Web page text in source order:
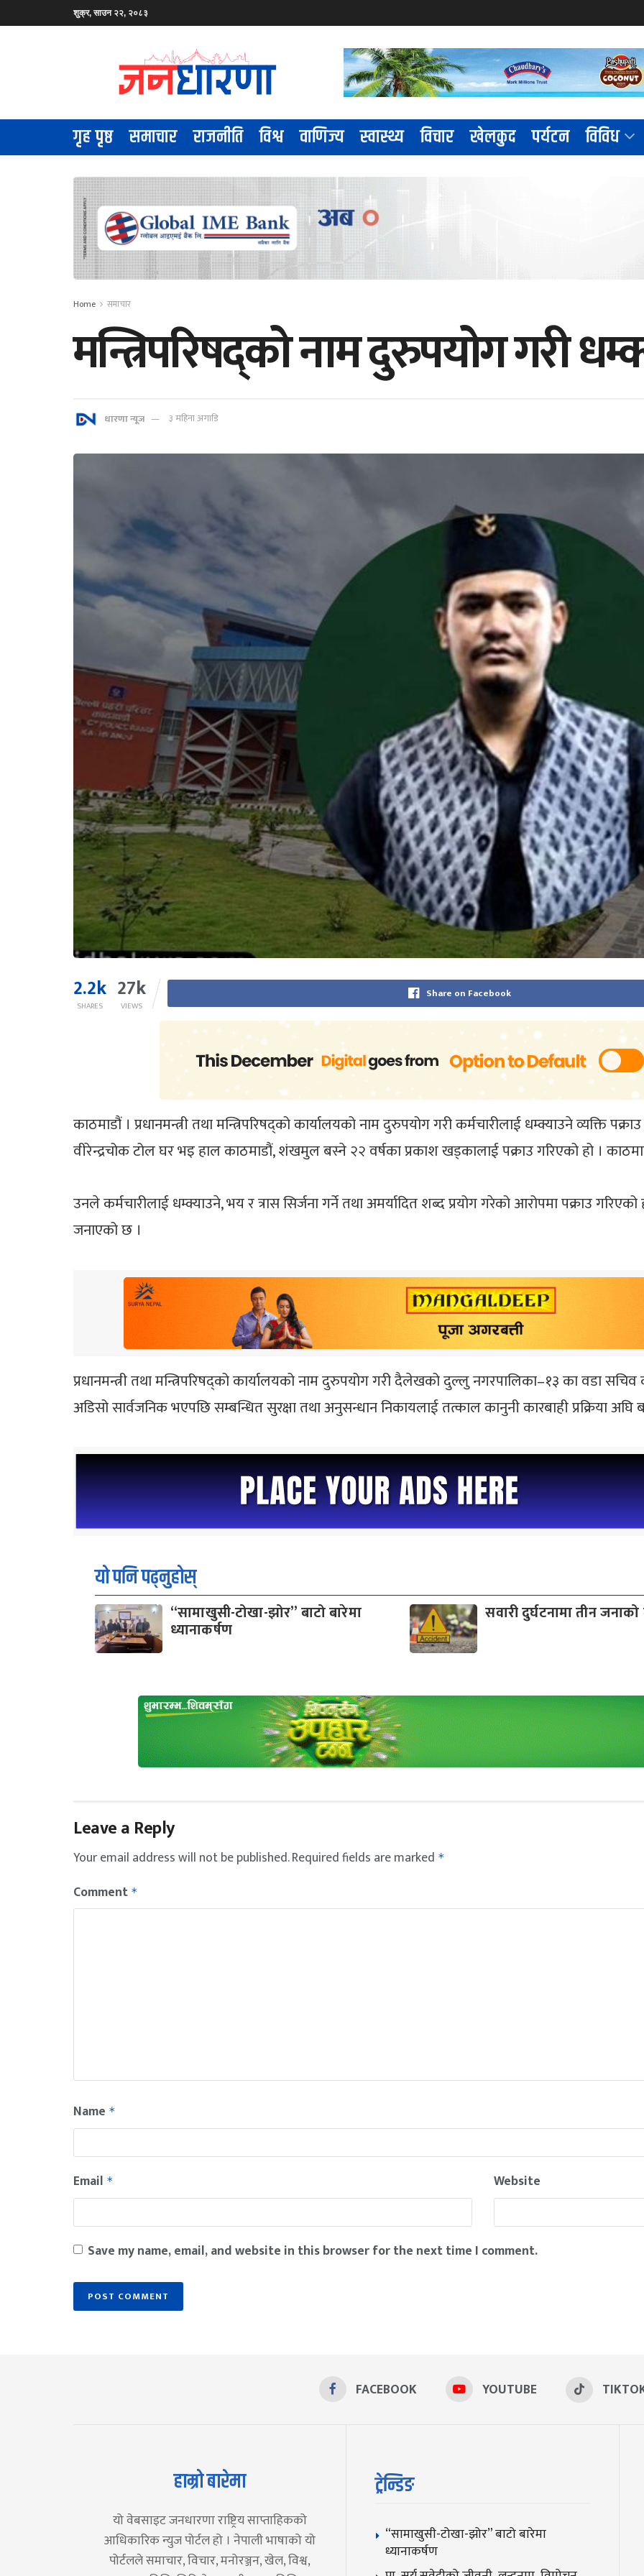
शुक्र, साउन २२, २०८३
गृह पृष्ठ समाचार राजनीति विश्व वाणिज्य स्वास्थ्य विचार खेलकुद पर्यटन विविध
Home समाचार
मन्त्रिपरिषद्को नाम दुरुपयोग गरी
धारणा न्यूज ३ महिना अगाडि
2.2k
SHARES
27k
VIEWS
Share on Facebook
काठमाडौं । प्रधानमन्त्री तथा मन्त्रिपरिषद्को कार्यालयको नाम दुरुपयोग गरी कर्मचारीलाई धम्क्याउने व्यक्ति
वीरेन्द्रचोक टोल घर भइ हाल काठमाडौं, शंखमुल बस्ने २२ वर्षका प्रकाश खड्कालाई पक्राउ गरिएको हो ।
उनले कर्मचारीलाई धम्क्याउने, भय र त्रास सिर्जना गर्ने तथा अमर्यादित शब्द प्रयोग गरेको आरोपमा पक्राउ
जनाएको छ ।
प्रधानमन्त्री तथा मन्त्रिपरिषद्को कार्यालयको नाम दुरुपयोग गरी दैलेखको दुल्लु नगरपालिका–१३ का वडा
अडिसो सार्वजनिक भएपछि सम्बन्धित सुरक्षा तथा अनुसन्धान निकायलाई तत्काल कानुनी कारबाही प्रक्रिया अघि
यो पनि पढ्नुहोस्
“सामाखुसी-टोखा-झोर” बाटो बारेमा
ध्यानाकर्षण
सवारी दुर्घटनामा तीन
Leave a Reply
Your email address will not be published.Required fields are marked *
Comment *
Name *
Email * Website
Save my name, email, and website in this browser for the next time I comment.
FACEBOOK YOUTUBE
हाम्रो बारेमा
यो वेबसाइट जनधारणा राष्ट्रिय साप्ताहिकको
आधिकारिक न्युज पोर्टल हो । नेपाली भाषाको यो
पोर्टलले समाचार, विचार, मनोरञ्जन, खेल, विश्व,
ट्रेन्डिङ
“सामाखुसी-टोखा-झोर” बाटो बारेमा
ध्यानाकर्षण